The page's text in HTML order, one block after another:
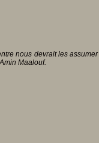
nous devrait les
Maalouf.